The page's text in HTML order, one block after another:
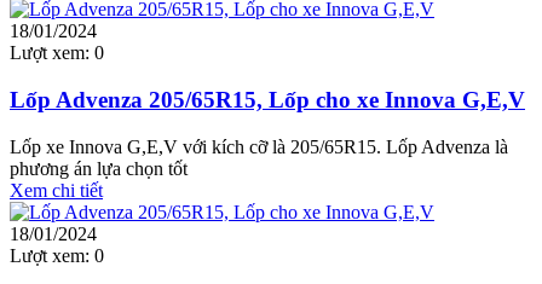
18/01/2024
Lượt xem: 0
Lốp Advenza 205/65R15, Lốp cho xe Innova G,E,V
Lốp xe Innova G,E,V với kích cỡ là 205/65R15. Lốp Advenza là
phương án lựa chọn tốt
Xem chi tiết
18/01/2024
Lượt xem: 0